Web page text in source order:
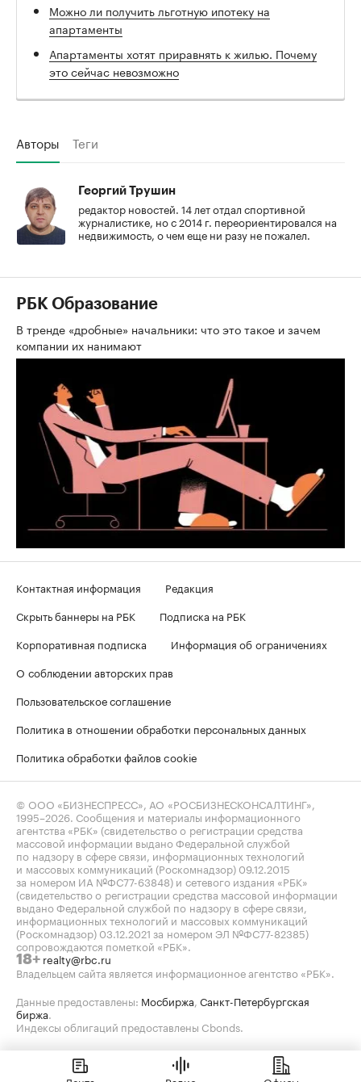
Можно ли получить льготную ипотеку на
апартаменты
Апартаменты хотят приравнять к жилью. Почему
это сейчас невозможно
Авторы Теги
Георгий Трушин
редактор новостей. 14 лет отдал спортивной
журналистике, но с 2014 г. переориентировался на
недвижимость, о чем еще ни разу не пожалел.
РБК Образование
В тренде «дробные» начальники: что это такое и зачем
компании их нанимают
Контактная информация
Редакция
Скрыть баннеры на РБК
Подписка на РБК
Корпоративная подписка
Информация об ограничениях
О соблюдении авторских прав
Пользовательское соглашение
Политика в отношении обработки персональных данных
Политика обработки файлов cookie
© ООО «БИЗНЕСПРЕСС», АО «РОСБИЗНЕСКОНСАЛТИНГ»,
1995–2026 . Сообщения и материалы информационного
агентства «РБК» (свидетельство о регистрации средства
массовой информации выдано Федеральной службой
по надзору в сфере связи, информационных технологий
и массовых коммуникаций (Роскомнадзор) 09.12.2015
за номером ИА №ФС77-63848) и сетевого издания «РБК»
(свидетельство о регистрации средства массовой информации
выдано Федеральной службой по надзору в сфере связи,
информационных технологий и массовых коммуникаций
(Роскомнадзор) 03.12.2021 за номером ЭЛ №ФС77-82385)
сопровождаются пометкой «РБК».
18+ realty@rbc.ru
Владельцем сайта является информационное агентство «РБК».
Данные предоставлены: Мосбиржа Санкт-Петербургская
биржа
Индексы облигаций предоставлены Cbonds.